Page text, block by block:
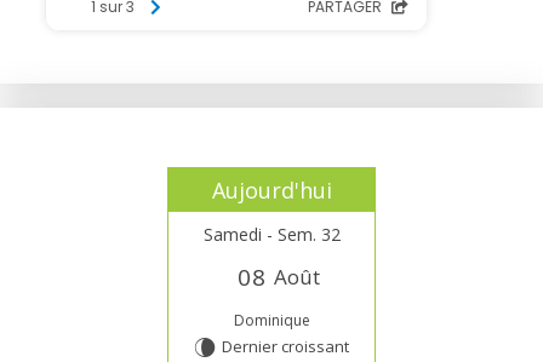
Aujourd'hui
Samedi - Sem. 32
08 Août
Dominique
V Dernier croissant